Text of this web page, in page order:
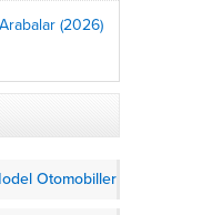
(2026)
Otomobiller